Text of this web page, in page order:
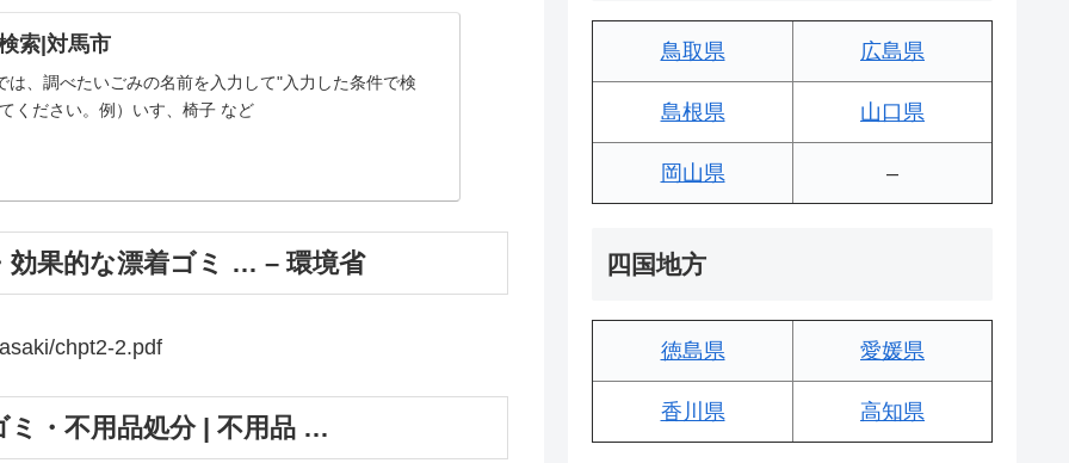
索|対馬市
は、調べたいごみの名前を入力して"入力した条件で検
ください。例）いす、椅子 など
効果的な漂着ゴミ … – 環境省
chpt2-2.pdf
ミ・不用品処分 | 不用品 …
鳥取県 広島県
島根県 山口県
岡山県 –
四国地方
徳島県 愛媛県
香川県 高知県